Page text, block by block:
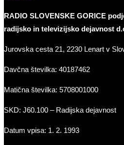
RADIO SLOVENSKE GORICE
radijsko in televizijsko dejavnost
Jurovska cesta 21, 2230 Lenart v
Davčna številka: 40187462
Matična številka: 5708001000
SKD: J60.100 – Radijska dejavnost
Datum vpisa: 1. 2. 1993